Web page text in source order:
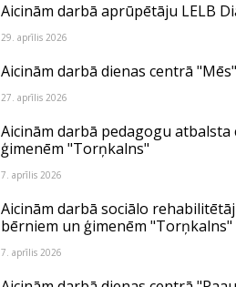
Aicinām darbā aprūpētāju LELB
29. aprīlis 2026
Aicinām darbā dienas centrā "Mēs"
27. aprīlis 2026
Aicinām darbā pedagogu
ģimenēm "Torņkalns"
7. aprīlis 2026
Aicinām darbā sociālo
bērniem un ģimenēm "Torņkalns"
7. aprīlis 2026